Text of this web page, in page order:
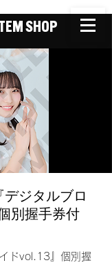
SHOP
ジタルブロ
別握手券付
ドvol.13』個別握